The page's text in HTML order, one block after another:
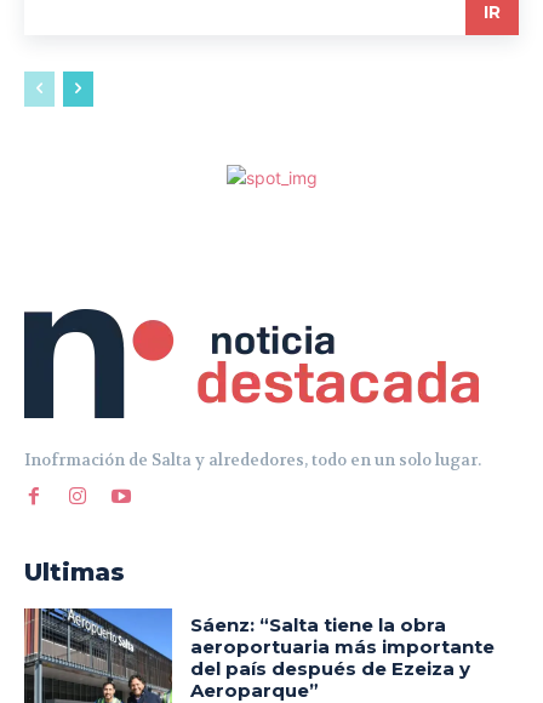
IR
Inofrmación de Salta y alrededores, todo en un solo lugar.
Ultimas
Sáenz: “Salta tiene la obra
aeroportuaria más importante
del país después de Ezeiza y
Aeroparque”